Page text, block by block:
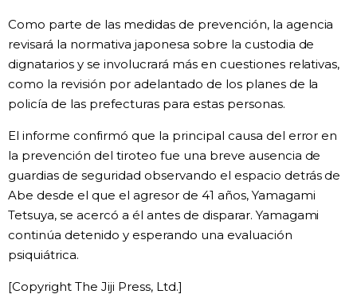
Fragmentos de Japón
Gente
Blog
Tokio
Avisos
Como parte de las medidas de prevención, la agencia
revisará la normativa japonesa sobre la custodia de
dignatarios y se involucrará más en cuestiones relativas,
como la revisión por adelantado de los planes de la
policía de las prefecturas para estas personas.
El informe confirmó que la principal causa del error en
la prevención del tiroteo fue una breve ausencia de
guardias de seguridad observando el espacio detrás de
Abe desde el que el agresor de 41 años, Yamagami
Tetsuya, se acercó a él antes de disparar. Yamagami
continúa detenido y esperando una evaluación
psiquiátrica.
[Copyright The Jiji Press, Ltd.]